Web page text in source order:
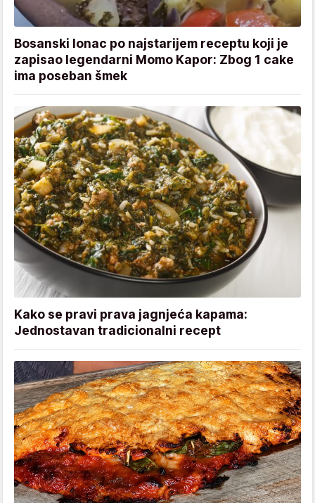
Bosanski lonac po najstarijem receptu koji je
zapisao legendarni Momo Kapor: Zbog 1 cake
ima poseban šmek
Kako se pravi prava jagnjeća kapama:
Jednostavan tradicionalni recept